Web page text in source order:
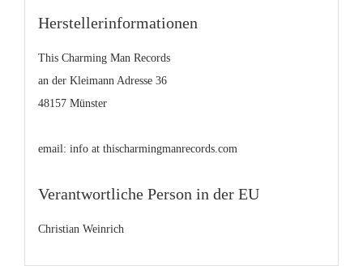
Herstellerinformationen
This Charming Man Records
an der Kleimann Adresse 36
48157 Münster
email: info at thischarmingmanrecords.com
Verantwortliche Person in der EU
Christian Weinrich